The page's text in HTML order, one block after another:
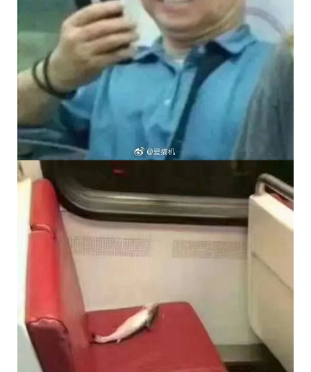
立刻支付
立刻支付
忘记密码？找回